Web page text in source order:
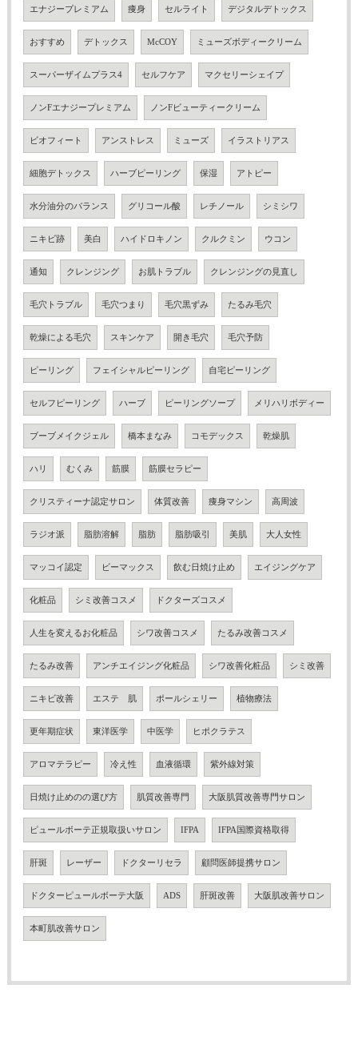
エナジープレミアム 痩身 セルライト デジタルデトックス
おすすめ デトックス McCOY ミューズボディークリーム
スーパーザイムプラス4 セルフケア マクセリーシェイプ
ノンFエナジープレミアム ノンFビューティークリーム
ビオフィート アンストレス ミューズ イラストリアス
細胞デトックス ハーブピーリング 保湿 アトピー
水分油分のバランス グリコール酸 レチノール シミシワ
ニキビ跡 美白 ハイドロキノン クルクミン ウコン
通知 クレンジング お肌トラブル クレンジングの見直し
毛穴トラブル 毛穴つまり 毛穴黒ずみ たるみ毛穴
乾燥による毛穴 スキンケア 開き毛穴 毛穴予防
ピーリング フェイシャルピーリング 自宅ピーリング
セルフピーリング ハーブ ピーリングソープ メリハリボディー
ブーブメイクジェル 橋本まなみ コモデックス 乾燥肌
ハリ むくみ 筋膜 筋膜セラピー
クリスティーナ認定サロン 体質改善 痩身マシン 高周波
ラジオ派 脂肪溶解 脂肪 脂肪吸引 美肌 大人女性
マッコイ認定 ビーマックス 飲む日焼け止め エイジングケア
化粧品 シミ改善コスメ ドクターズコスメ
人生を変えるお化粧品 シワ改善コスメ たるみ改善コスメ
たるみ改善 アンチエイジング化粧品 シワ改善化粧品 シミ改善
ニキビ改善 エステ 肌 ポールシェリー 植物療法
更年期症状 東洋医学 中医学 ヒポクラテス
アロマテラピー 冷え性 血液循環 紫外線対策
日焼け止めのの選び方 肌質改善専門 大阪肌質改善専門サロン
ピュールボーテ正規取扱いサロン IFPA IFPA国際資格取得
肝斑 レーザー ドクターリセラ 顧問医師提携サロン
ドクターピュールボーテ大阪 ADS 肝斑改善 大阪肌改善サロン
本町肌改善サロン